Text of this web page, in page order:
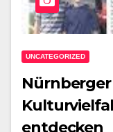
UNCATEGORIZED
entdecken